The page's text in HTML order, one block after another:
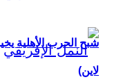
شبح الحرب الأهلية
لاين)